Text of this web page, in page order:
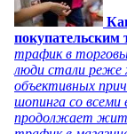
покупательским
трафик в
люди стали реже
объективных
шопинга со
продолжает жить